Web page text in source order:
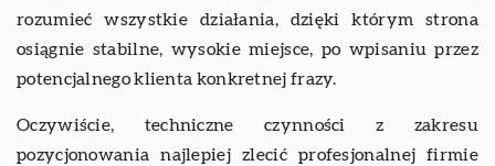
rozumieć wszystkie działania, dzięki którym strona
osiągnie stabilne, wysokie miejsce, po wpisaniu przez
potencjalnego klienta konkretnej frazy.
Oczywiście, techniczne czynności z zakresu
pozycjonowania najlepiej zlecić profesjonalnej firmie